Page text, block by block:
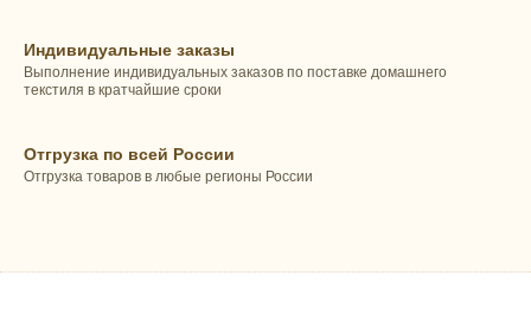
Индивидуальные заказы
Выполнение индивидуальных заказов по поставке домашнего
текстиля в кратчайшие сроки
Отгрузка по всей России
Отгрузка товаров в любые регионы России